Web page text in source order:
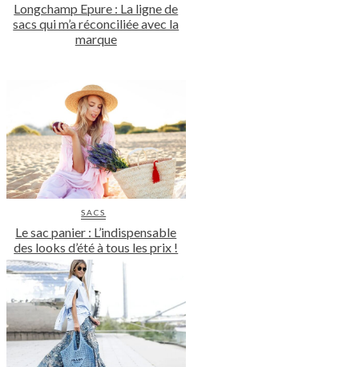
Longchamp Epure : La ligne de
sacs qui m’a réconciliée avec la
marque
SACS
Le sac panier : L’indispensable
des looks d’été à tous les prix !